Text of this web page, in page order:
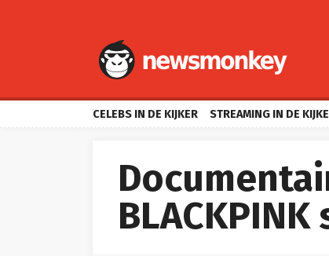
CELEBS IN DE KIJKER STREAMING IN DE